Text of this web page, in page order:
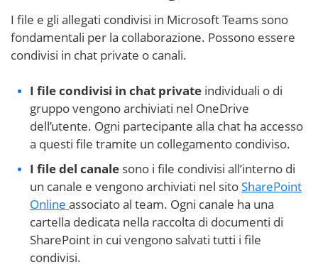
I file e gli allegati condivisi in Microsoft Teams sono
fondamentali per la collaborazione. Possono essere
condivisi in chat private o canali.
I filecondivisi in chat private individuali o di
gruppo vengono archiviati nel OneDrive
dell’utente. Ogni partecipante alla chat ha accesso
a questi file tramite un collegamento condiviso.
I file del canale sono i file condivisi all’interno di
un canale e vengono archiviati nel sitoSharePoint
Online associato al team. Ogni canale ha una
cartella dedicata nella raccolta di documenti di
SharePoint in cui vengono salvati tutti i file
condivisi.